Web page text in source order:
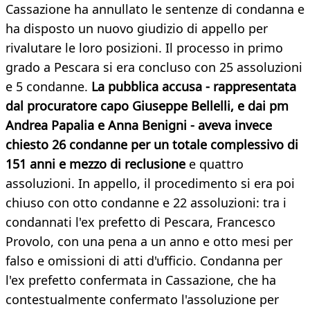
Cassazione ha annullato le sentenze di condanna e
ha disposto un nuovo giudizio di appello per
rivalutare le loro posizioni. Il processo in primo
grado a Pescara si era concluso con 25 assoluzioni
e 5 condanne. La pubblica accusa - rappresentata
dal procuratore capo Giuseppe Bellelli, e dai pm
Andrea Papalia e Anna Benigni - aveva invece
chiesto 26 condanne per un totale complessivo di
151 anni e mezzo di reclusione e quattro
assoluzioni. In appello, il procedimento si era poi
chiuso con otto condanne e 22 assoluzioni: tra i
condannati l'ex prefetto di Pescara, Francesco
Provolo, con una pena a un anno e otto mesi per
falso e omissioni di atti d'ufficio. Condanna per
l'ex prefetto confermata in Cassazione, che ha
contestualmente confermato l'assoluzione per